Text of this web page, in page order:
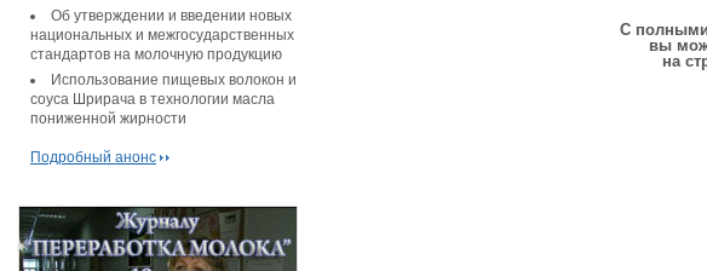
Об утверждении и введении новых
национальных и межгосударственных
стандартов на молочную продукцию
Использование пищевых волокон и
соуса Шрирача в технологии масла
пониженной жирности
Подробный анонс
С полными
вы
на